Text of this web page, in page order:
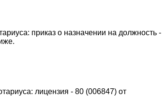
приказ о назначении на должность -
лицензия - 80 (006847) от